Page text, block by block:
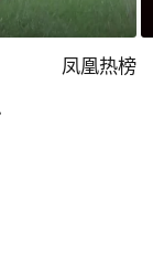
凤凰热榜